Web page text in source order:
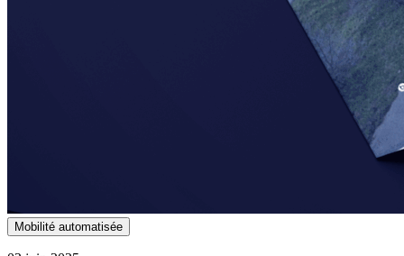
Mobilité automatisée